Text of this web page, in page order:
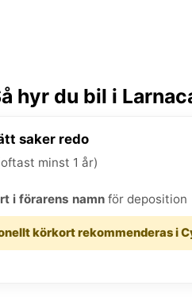
hyr du bil i
saker redo
minst 1 år)
i förarens namn för deposition
körkort rekommenderas i